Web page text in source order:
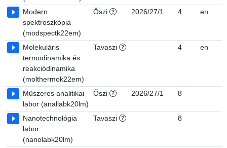
Modern
spektroszkópia
(modspectk22em)
Őszi 2026/27/1 4 en
Molekuláris
termodinamika és
reakciódinamika
(molthermok22em)
Tavaszi 4 en
Műszeres analitikai
labor (anallabk20lm)
Őszi 2026/27/1 8
Nanotechnológia
labor
(nanolabk20lm)
Tavaszi 8